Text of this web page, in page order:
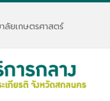
ลัยเกษตรศาสตร์